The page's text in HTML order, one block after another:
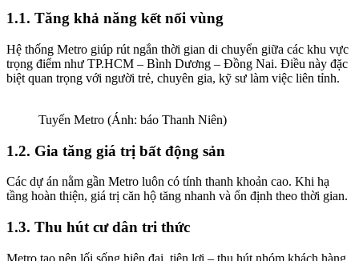
1.1. Tăng khả năng kết nối vùng
Hệ thống Metro giúp rút ngắn thời gian di chuyển giữa các khu vực
trọng điểm như TP.HCM – Bình Dương – Đồng Nai. Điều này đặc
biệt quan trọng với người trẻ, chuyên gia, kỹ sư làm việc liên tỉnh.
Tuyến Metro (Ánh: báo Thanh Niên)
1.2. Gia tăng giá trị bất động sản
Các dự án nằm gần Metro luôn có tính thanh khoản cao. Khi hạ
tầng hoàn thiện, giá trị căn hộ tăng nhanh và ổn định theo thời gian.
1.3. Thu hút cư dân tri thức
Metro tạo nên lối sống hiện đại, tiện lợi – thu hút nhóm khách hàng